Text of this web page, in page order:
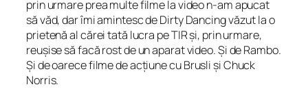
prin urmare prea multe filme la video n-am apucat
să văd, dar îmi amintesc de Dirty Dancing văzut la o
prietenă al cărei tată lucra pe TIR și, prin urmare,
reușise să facă rost de un aparat video. Și de Rambo.
Și de oarece filme de acțiune cuBrusli și Chuck
Norris.